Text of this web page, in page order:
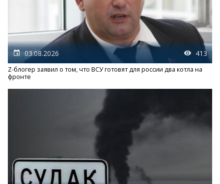
03.08.2026 413
Z-блогер заявил о том, что ВСУ готовят для россии два котла на
фронте